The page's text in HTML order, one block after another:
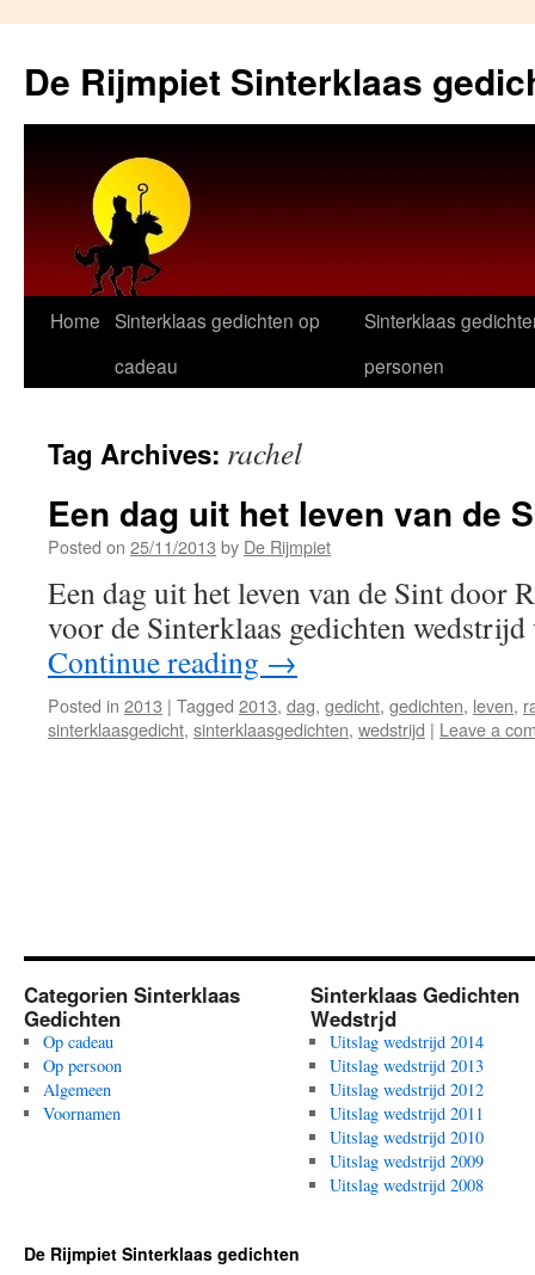
content
De Rijmpiet Sinterklaas
Home Sinterklaas gedichten op
cadeau
Sinterklaas
personen
Tag Archives: rachel
Een dag uit het leven van de
Posted on 25/11/2013 by De Rijmpiet
Een dag uit het leven van de Sint door
voor de Sinterklaas gedichten
Continue reading →
Posted in 2013 | Tagged 2013, dag, gedicht, gedichten, leven,
sinterklaasgedicht, sinterklaasgedichten, wedstrijd | Leave a
Categorien Sinterklaas
Gedichten
Op cadeau
Op persoon
Algemeen
Voornamen
Sinterklaas Gedichten
Wedstrjd
Uitslag wedstrijd 2014
Uitslag wedstrijd 2013
Uitslag wedstrijd 2012
Uitslag wedstrijd 2011
Uitslag wedstrijd 2010
Uitslag wedstrijd 2009
Uitslag wedstrijd 2008
De Rijmpiet Sinterklaas gedichten